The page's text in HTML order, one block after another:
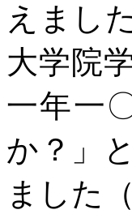
えまし
大学院
一年一
か？」
ました